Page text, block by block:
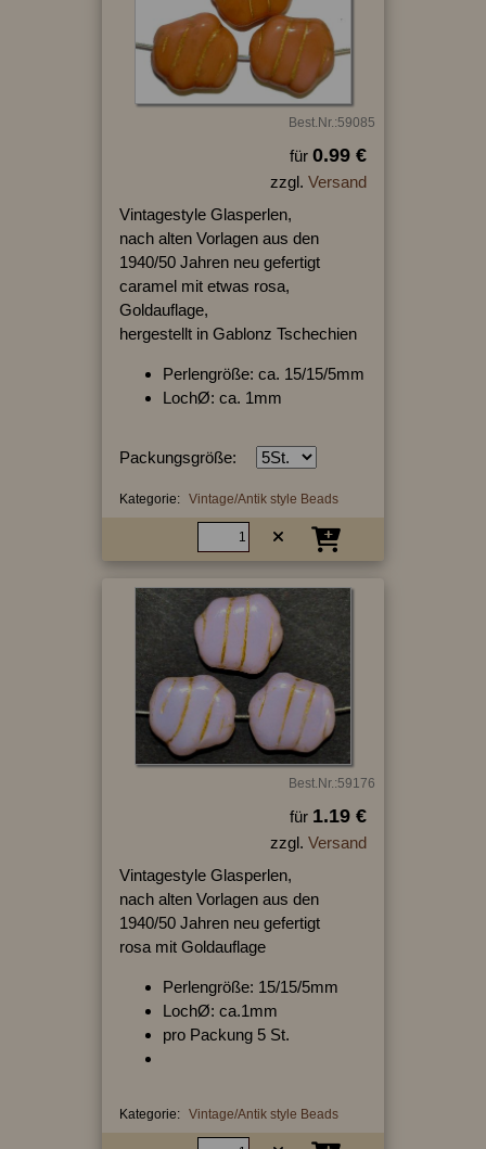
Best.Nr.:59085
für 0.99 €
zzgl. Versand
Vintagestyle Glasperlen,
nach alten Vorlagen aus den
1940/50 Jahren neu gefertigt
caramel mit etwas rosa,
Goldauflage,
hergestellt in Gablonz Tschechien
Perlengröße: ca. 15/15/5mm
LochØ: ca. 1mm
Packungsgröße:
Kategorie: Vintage/Antik style Beads
Best.Nr.:59176
für 1.19 €
zzgl. Versand
Vintagestyle Glasperlen,
nach alten Vorlagen aus den
1940/50 Jahren neu gefertigt
rosa mit Goldauflage
Perlengröße: 15/15/5mm
LochØ: ca.1mm
pro Packung 5 St.
Kategorie: Vintage/Antik style Beads